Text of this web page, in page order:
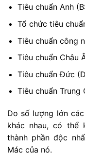
Tiêu chuẩn Anh
Tổ chức tiêu
Tiêu chuẩn công
Tiêu chuẩn Châu
Tiêu chuẩn Đức
Tiêu chuẩn Trung
Do số lượng lớn
khác nhau, có thể
thành phần độc
Mác của nó.